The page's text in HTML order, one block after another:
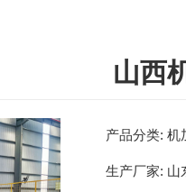
山西
产品分类: 机
生产厂家: 山